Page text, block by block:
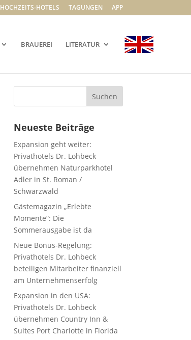
HOCHZEITS-HOTELS TAGUNGEN APP
BRAUEREI LITERATUR
Neueste Beiträge
Expansion geht weiter:
Privathotels Dr. Lohbeck
übernehmen Naturparkhotel
Adler in St. Roman /
Schwarzwald
Gästemagazin „Erlebte
Momente“: Die
Sommerausgabe ist da
Neue Bonus-Regelung:
Privathotels Dr. Lohbeck
beteiligen Mitarbeiter finanziell
am Unternehmenserfolg
Expansion in den USA:
Privathotels Dr. Lohbeck
übernehmen Country Inn &
Suites Port Charlotte in Florida